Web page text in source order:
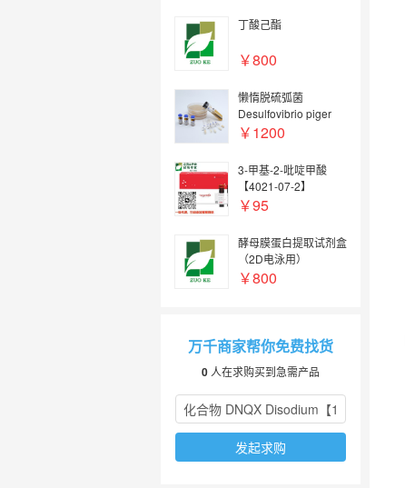
丁酸己酯
￥800
懒惰脱硫弧菌
Desulfovibrio piger
￥1200
3-甲基-2-吡啶甲酸
【4021-07-2】
￥95
酵母膜蛋白提取试剂盒
（2D电泳用）
￥800
万千商家帮你免费找货
0 人在求购买到急需产品
发起求购